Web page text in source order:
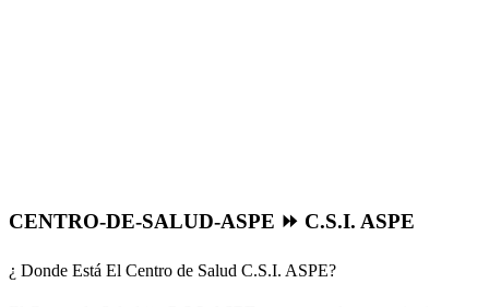
CENTRO-DE-SALUD-ASPE ⏩ C.S.I. ASPE
¿ Donde Está El Centro de Salud C.S.I. ASPE?